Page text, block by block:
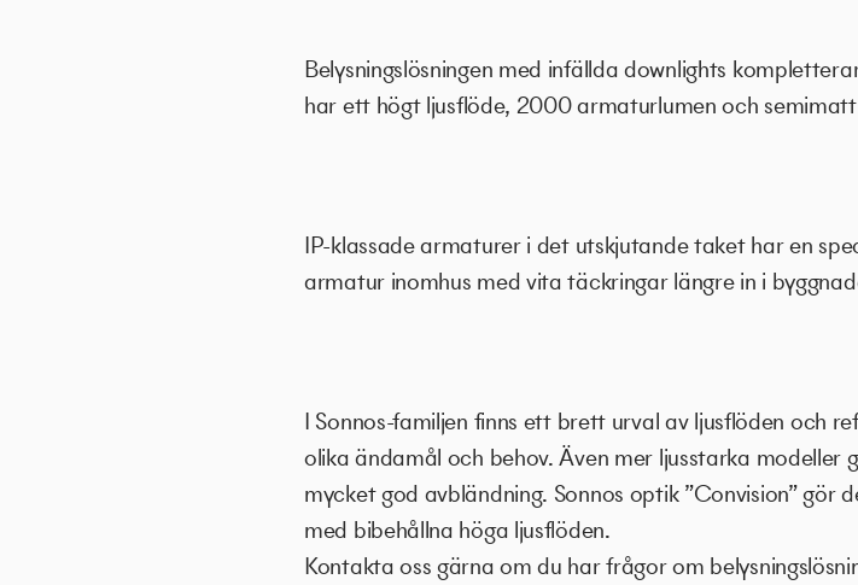
Belysningslösningen med infällda downlights
har ett högt ljusflöde, 2000 armaturlumen och
IP-klassade armaturer i det utskjutande taket har en
armatur inomhus med vita täckringar längre in i
I Sonnos-familjen finns ett brett urval av ljusflöden och
olika ändamål och behov. Även mer ljusstarka
mycket god avbländning. Sonnos optik ”Convision” gör
med bibehållna höga ljusflöden.
Kontakta oss gärna om du har frågor om